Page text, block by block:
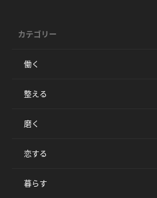
カテゴリー
働く
整える
磨く
恋する
暮らす